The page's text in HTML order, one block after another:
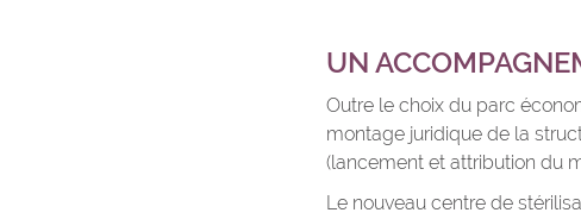
UN
Outre le choix du parc
montage juridique de la
(lancement et attribution du
Le nouveau centre de